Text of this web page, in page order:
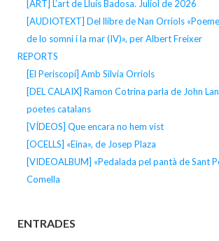
[ART] L’art de Lluís Badosa. Juliol de 2026
[AUDIOTEXT] Del llibre de Nan Orriols
de lo somni i la mar (IV)», per Albert Freixer
REPORTS
[El Periscopi] Amb Silvia Orriols
[DEL CALAIX] Ramon Cotrina parla de John
poetes catalans
[VÍDEOS] Que encara no hem vist
[OCELLS] «Eina», de Josep Plaza
[VIDEOALBUM] «Pedalada pel pantà de Sant
Comella
ENTRADES